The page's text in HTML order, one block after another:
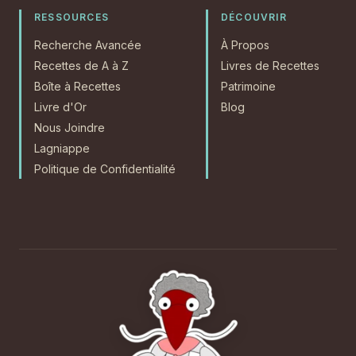
RESSOURCES
Recherche Avancée
Recettes de A à Z
Boîte à Recettes
Livre d'Or
Nous Joindre
Lagniappe
Politique de Confidentialité
DÉCOUVRIR
À Propos
Livres de Recettes
Patrimoine
Blog